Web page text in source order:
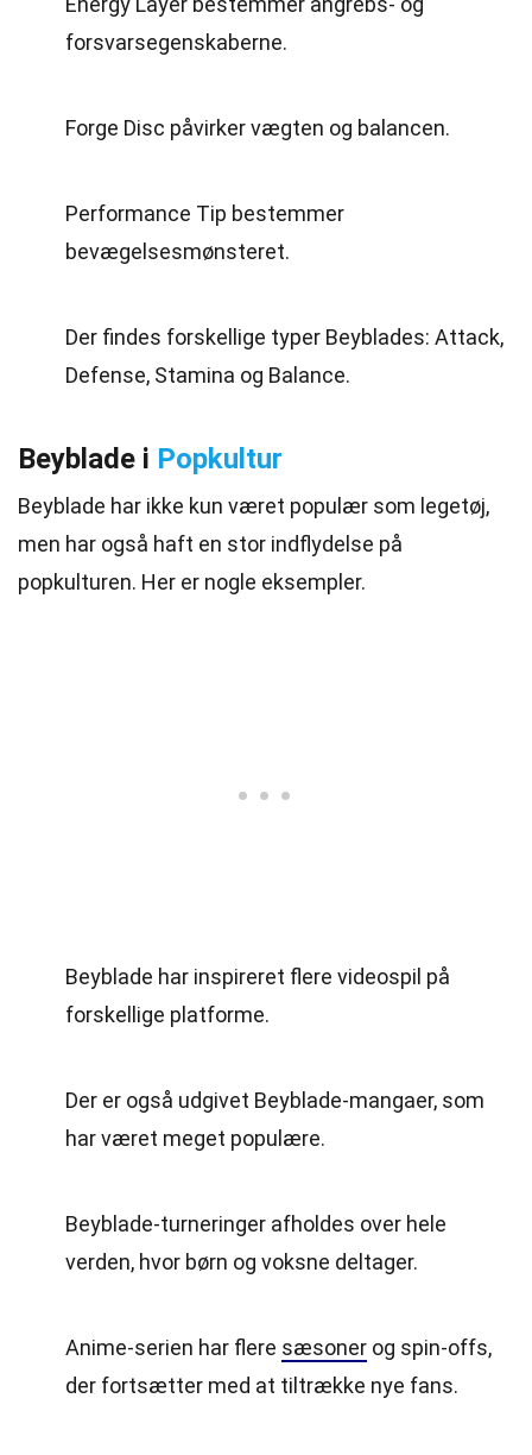
forsvarsegenskaberne.
Forge Disc påvirker vægten og balancen.
Performance Tip bestemmer
bevægelsesmønsteret.
Der findes forskellige typer Beyblades: Attack,
Defense, Stamina og Balance.
Beyblade i Popkultur
Beyblade har ikke kun været populær som legetøj,
men har også haft en stor indflydelse på
popkulturen. Her er nogle eksempler.
Beyblade har inspireret flere videospil på
forskellige platforme.
Der er også udgivet Beyblade-mangaer, som
har været meget populære.
Beyblade-turneringer afholdes over hele
verden, hvor børn og voksne deltager.
Anime-serien har flere sæsoner og spin-offs,
der fortsætter med at tiltrække nye fans.